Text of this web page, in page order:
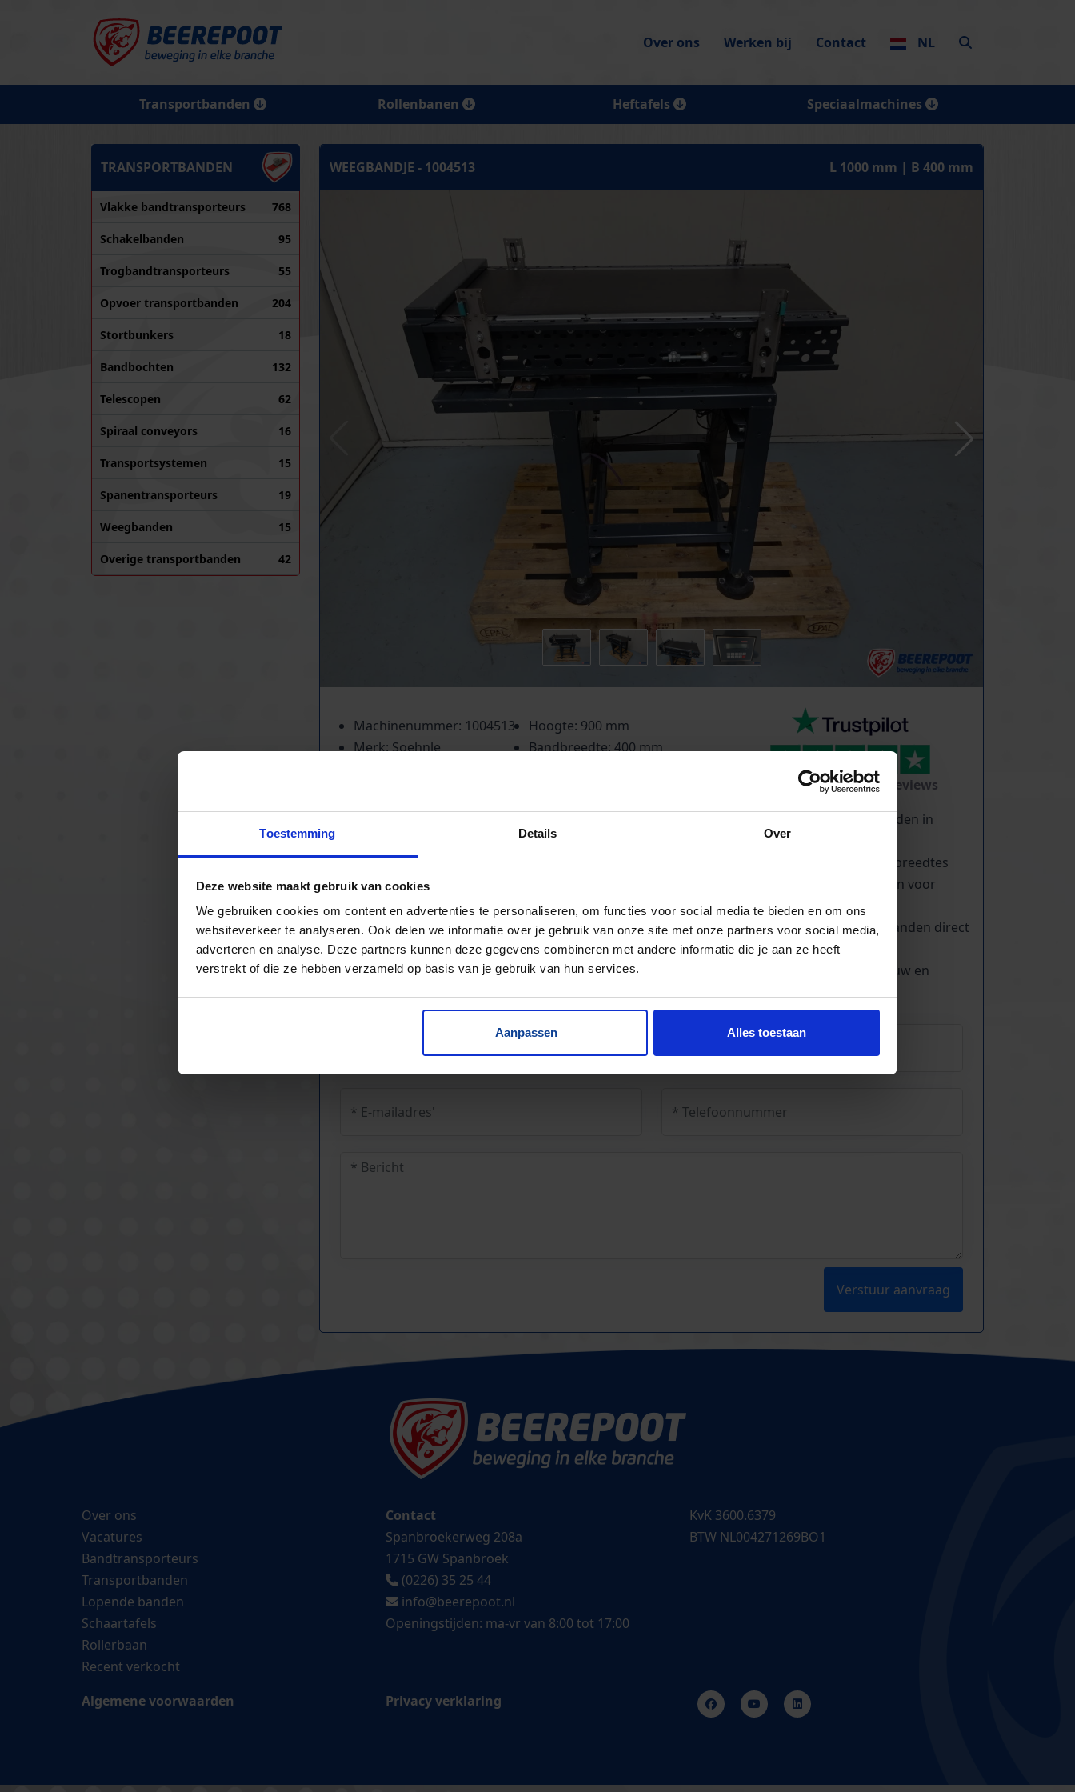
Toestemming Details Over
Deze website maakt gebruik van cookies
We gebruiken cookies om content en advertenties te personaliseren, om functies voor social media te bieden en om ons
websiteverkeer te analyseren. Ook delen we informatie over je gebruik van onze site met onze partners voor social media,
adverteren en analyse. Deze partners kunnen deze gegevens combineren met andere informatie die je aan ze heeft
verstrekt of die ze hebben verzameld op basis van je gebruik van hun services.
Aanpassen Alles toestaan
Over ons Werken bij Contact NL
Transportbanden Rollenbanen Heftafels Speciaalmachines
TRANSPORTBANDEN
Vlakke bandtransporteurs 768
Schakelbanden 95
Trogbandtransporteurs 55
Opvoer transportbanden 204
Stortbunkers 18
Bandbochten 132
Telescopen 62
Spiraal conveyors 16
Transportsystemen 15
Spanentransporteurs 19
Weegbanden 15
Overige transportbanden 42
WEEGBANDJE - 1004513 L 1000 mm | B 400 mm
Machinenummer: 1004513
Merk: Soehnle
Hoogte: 900 mm
Bandbreedte: 400 mm
TrustScore5.0|213
reviews
Duizenden lopende banden in
voorraad
Veel verschillende bandbreedtes
Voor pakjes & doosjes en voor
stortgoed
Extreem veel lopende banden direct
leverbaar
Maatwerk mogelijk, nieuw en
Verstuur aanvraag
Over ons
Vacatures
Bandtransporteurs
Transportbanden
Lopende banden
Schaartafels
Rollerbaan
Recent verkocht
Contact
Spanbroekerweg 208a
1715 GW Spanbroek
(0226) 35 25 44
info@beerepoot.nl
Openingstijden: ma-vr van 8:00 tot 17:00
KvK 3600.6379
BTW NL004271269BO1
Algemene voorwaarden Privacy verklaring